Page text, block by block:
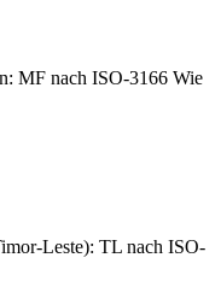
MF nach ISO-3166 Wie
Leste): TL nach ISO-